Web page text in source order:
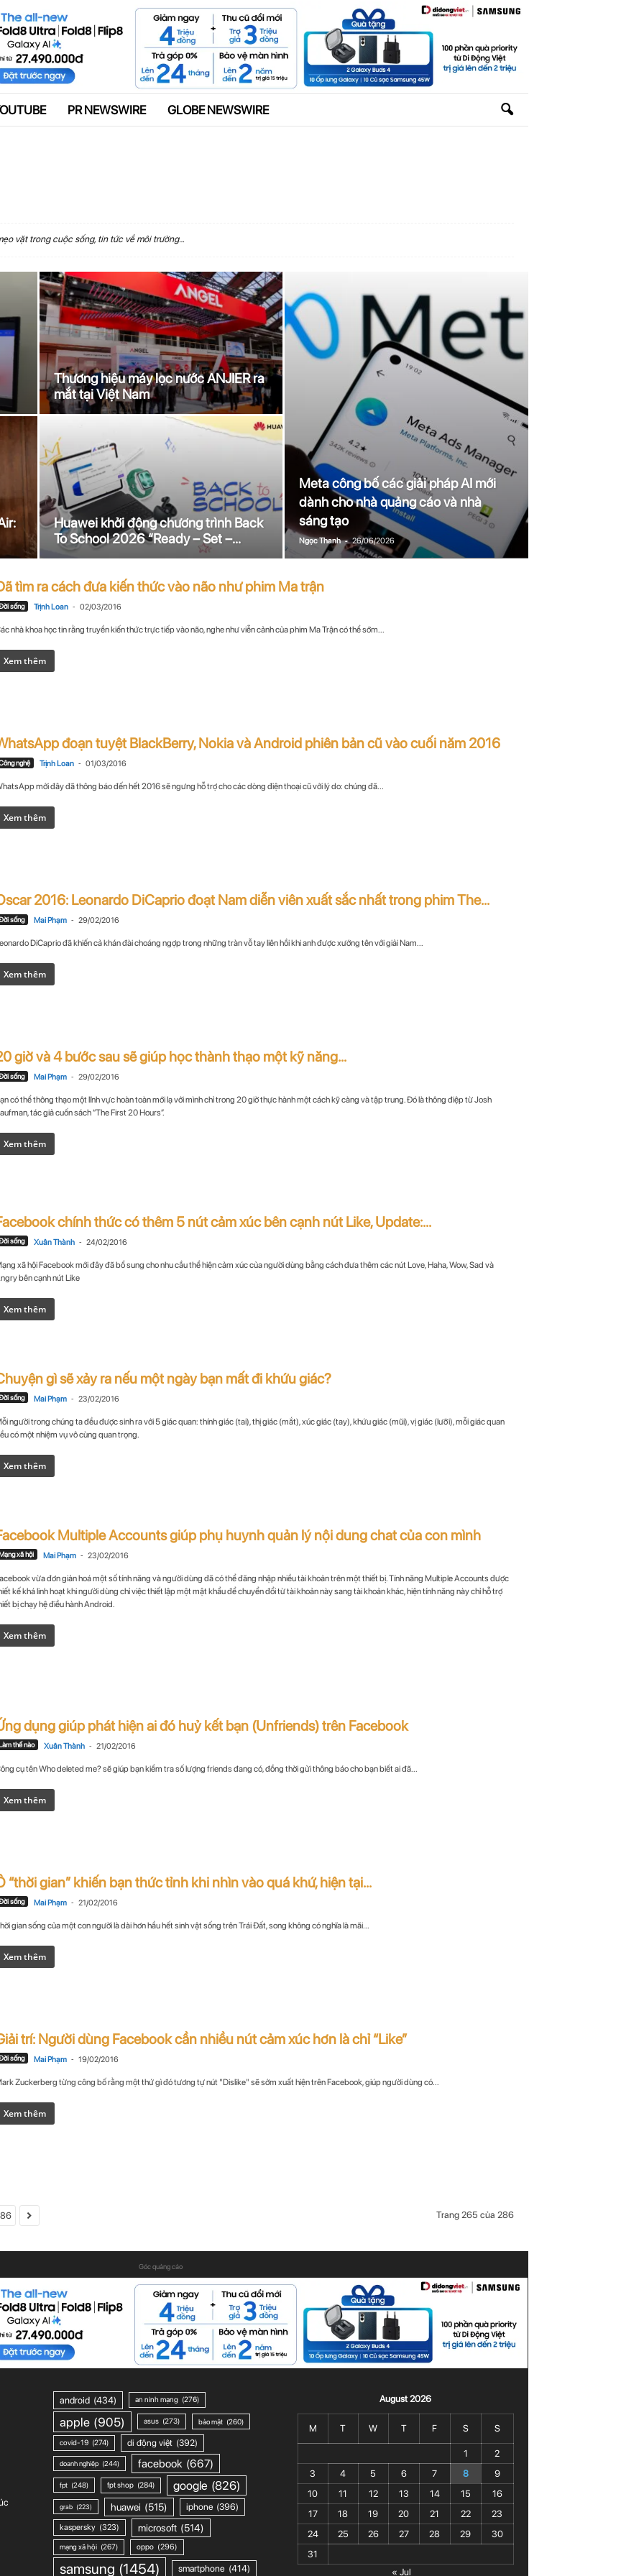
Quảng cáo
PR NEWSWIRE GLOBE NEWSWIRE
vặt trong cuộc sống, tin tức về môi trường…
Thương hiệu máy lọc nước ANJIER ra
mắt tại Việt Nam
Huawei khởi động chương trình Back
To School 2026 “Ready – Set –...
Meta công bố các giải pháp AI mới
dành cho nhà quảng cáo và nhà
sáng tạo
Ngọc Thanh - 26/06/2026
tìm ra cách đưa kiến thức vào não như phim Ma trận
sống Trịnh Loan - 02/03/2016
nhà khoa học tin rằng truyền kiến thức trực tiếp vào não, nghe như viễn cảnh của phim Ma Trận có thể sớm...
Xem thêm
đoạn tuyệt BlackBerry, Nokia và Android phiên bản cũ vào cuối năm 2016
nghệ Trịnh Loan - 01/03/2016
mới đây đã thông báo đến hết 2016 sẽ ngưng hỗ trợ cho các dòng điện thoại cũ với lý do: chúng đã...
Xem thêm
2016: Leonardo DiCaprio đoạt Nam diễn viên xuất sắc nhất trong phim The...
sống Mai Phạm - 29/02/2016
DiCaprio đã khiến cả khán đài choáng ngợp trong những tràn vỗ tay liên hồi khi anh được xướng tên với giải Nam...
Xem thêm
giờ và 4 bước sau sẽ giúp học thành thạo một kỹ năng...
sống Mai Phạm - 29/02/2016
có thể thông thạo một lĩnh vực hoàn toàn mới lạ với mình chỉ trong 20 giờ thực hành một cách kỹ càng và tập trung. Đó là thông điệp từ Josh
tác giả cuốn sách “The First 20 Hours”.
Xem thêm
chính thức có thêm 5 nút cảm xúc bên cạnh nút Like, Update:...
sống Xuân Thành - 24/02/2016
xã hội Facebook mới đây đã bổ sung cho nhu cầu thể hiện cảm xúc của người dùng bằng cách đưa thêm các nút Love, Haha, Wow, Sad và
bên cạnh nút Like
Xem thêm
gì sẽ xảy ra nếu một ngày bạn mất đi khứu giác?
sống Mai Phạm - 23/02/2016
người trong chúng ta đều được sinh ra với 5 giác quan: thính giác (tai), thị giác (mắt), xúc giác (tay), khứu giác (mũi), vị giác (lưỡi), mỗi giác quan
có một nhiệm vụ vô cùng quan trọng.
Xem thêm
Multiple Accounts giúp phụ huynh quản lý nội dung chat của con mình
xã hội Mai Phạm - 23/02/2016
vừa đơn giản hoá một số tính năng và người dùng đã có thể đăng nhập nhiều tài khoản trên một thiết bị. Tính năng Multiple Accounts được
kế khá linh hoạt khi người dùng chỉ việc thiết lập một mật khẩu để chuyển đổi từ tài khoản này sang tài khoản khác, hiện tính năng này chỉ hỗ trợ
bị chạy hệ điều hành Android.
Xem thêm
dụng giúp phát hiện ai đó huỷ kết bạn (Unfriends) trên Facebook
thế nào Xuân Thành - 21/02/2016
cụ tên Who deleted me? sẽ giúp bạn kiểm tra số lượng friends đang có, đồng thời gửi thông báo cho bạn biết ai đã...
Xem thêm
“thời gian” khiến bạn thức tỉnh khi nhìn vào quá khứ, hiện tại...
sống Mai Phạm - 21/02/2016
gian sống của một con người là dài hơn hầu hết sinh vật sống trên Trái Đất, song không có nghĩa là mãi...
Xem thêm
trí: Người dùng Facebook cần nhiều nút cảm xúc hơn là chỉ “Like”
sống Mai Phạm - 19/02/2016
Zuckerberg từng công bố rằng một thứ gì đó tương tự nút "Dislike" sẽ sớm xuất hiện trên Facebook, giúp người dùng có...
Xem thêm
Trang 265 của 286
Góc quảng cáo
android (434) an ninh mạng (276)
apple (905) asus (273) bảo mật (260)
covid-19 (274) di động việt (392)
doanh nghiệp (244) facebook (667)
fpt (248) fpt shop (284) google (826)
grab (223) huawei (515) iphone (396)
kaspersky (323) microsoft (514)
mạng xã hội (267) oppo (296)
samsung (1454) smartphone (414)
August 2026
M T W T F S S
1
2
3
4 5 6 7 8
9
10
11 12 13 14 15
16
17
18 19 20 21 22
23
24
25 26 27 28 29
30
31
« Jul